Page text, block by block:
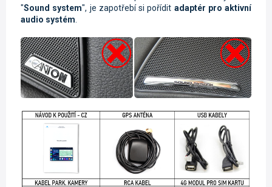
"Sound system", je zapotřebí si pořídit adaptér pro aktivní
audio systém